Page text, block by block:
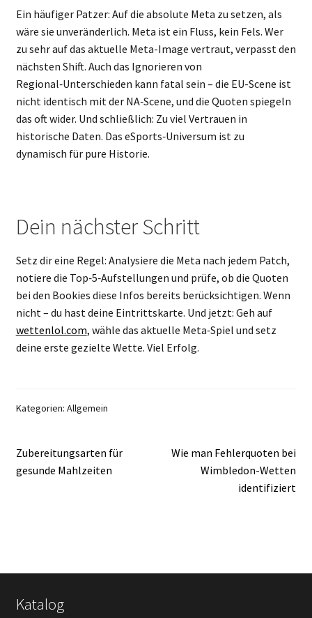
Ein häufiger Patzer: Auf die absolute Meta zu setzen, als
wäre sie unveränderlich. Meta ist ein Fluss, kein Fels. Wer
zu sehr auf das aktuelle Meta-Image vertraut, verpasst den
nächsten Shift. Auch das Ignorieren von
Regional‑Unterschieden kann fatal sein – die EU-Scene ist
nicht identisch mit der NA‑Scene, und die Quoten spiegeln
das oft wider. Und schließlich: Zu viel Vertrauen in
historische Daten. Das eSports‑Universum ist zu
dynamisch für pure Historie.
Dein nächster Schritt
Setz dir eine Regel: Analysiere die Meta nach jedem Patch,
notiere die Top‑5‑Aufstellungen und prüfe, ob die Quoten
bei den Bookies diese Infos bereits berücksichtigen. Wenn
nicht – du hast deine Eintrittskarte. Und jetzt: Geh auf
wettenlol.com, wähle das aktuelle Meta‑Spiel und setz
deine erste gezielte Wette. Viel Erfolg.
Kategorien: Allgemein
Beitragsnavigation
Vorheriger
Beitrag:
Zubereitungsarten für
gesunde Mahlzeiten
Nächster
Beitrag:
Wie man Fehlerquoten bei
Wimbledon-Wetten
identifiziert
Katalog